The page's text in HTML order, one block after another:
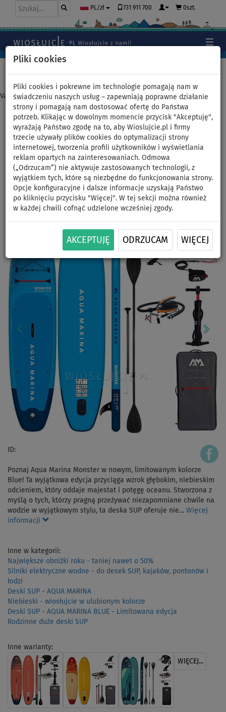
Pliki cookies
Pliki cookies i pokrewne im technologie pomagają nam w
świadczeniu naszych usług – zapewniają poprawne działanie
strony i pomagają nam dostosować ofertę do Państwa
potrzeb. Klikając w dowolnym momencie przycisk "Akceptuję",
wyrażają Państwo zgodę na to, aby Wioslujcie.pl i firmy
trzecie używały plików cookies do optymalizacji strony
internetowej, tworzenia profili użytkowników i wyświetlania
reklam opartych na zainteresowaniach. Odmowa
(„Odrzucam”) nie aktywuje zastosowanych technologii, z
wyjątkiem tych, które są niezbędne do funkcjonowania strony.
Opcje konfiguracyjne i dalsze informacje uzyskają Państwo
po kliknięciu przycisku "Więcej". W tej sekcji można również
w każdej chwili cofnąć udzielone wcześniej zgody.
AKCEPTUJĘ ODRZUCAM WIĘCEJ
PL/zł 731 911 700 0szt.
Varianta nebyla nalezena
Deska SUP AQUA MARINA
MONSTER 12'0 BLUE -
limitowana edycja
NASZ
WYBÓR
SUPER
CENA
WIOSŁO W
ZESTAWIE
DO
170 kg
OPCJA
SIEDZISKA
DARMOWA
DOSTAWA
ID:
Poznaj Aqua Marina Monster w nowym, limitowanym kolorze
Blue! Ta wyjątkowa edycja przyciąga wzrok głębokim, niebieskim
odcieniem, który oddaje majestat i potęgę oceanu. Stworzona z
myślą o tych, którzy pragną przeżywać niezapomniane chwile na
wodzie w wyjątkowym stylu, ta deska SUP oferuje nie… Więcej
informacji
Inne w kategorii:
Największe obniżki roku - taniej nawet o 50%
Silniki elektryczne wodne - do desek SUP, kajaków, pontonów i
łodzi
Deski SUP - AQUA MARINA
Niebieski - wiosłujcie w ulubionym kolorze
Deski SUP - AQUA MARINA BLUE - Limitowana edycja
Rodzinne duże deski SUP
Inne warianty:
WIĘCEJ...